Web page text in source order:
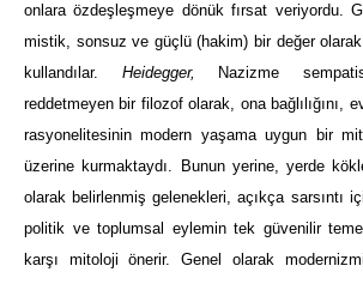
onlara özdeşleşmeye dönük fırsat veriyordu.
mistik, sonsuz ve güçlü (hakim) bir değer
kullandılar. Heidegger,
Nazizme
reddetmeyen bir filozof olarak, ona bağlılığını,
rasyonelitesinin modern yaşama uygun bir
üzerine kurmaktaydı. Bunun yerine, yerde
olarak belirlenmiş gelenekleri, açıkça sarsıntı
politik ve toplumsal eylemin tek güvenilir
karşı mitoloji önerir. Genel olarak